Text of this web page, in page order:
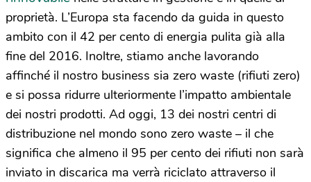
proprietà. L’Europa sta facendo da guida in questo
ambito con il 42 per cento di energia pulita già alla
fine del 2016. Inoltre, stiamo anche lavorando
affinché il nostro business sia zero waste (rifiuti zero)
e si possa ridurre ulteriormente l’impatto ambientale
dei nostri prodotti. Ad oggi, 13 dei nostri centri di
distribuzione nel mondo sono zero waste – il che
significa che almeno il 95 per cento dei rifiuti non sarà
inviato in discarica ma verrà riciclato attraverso il